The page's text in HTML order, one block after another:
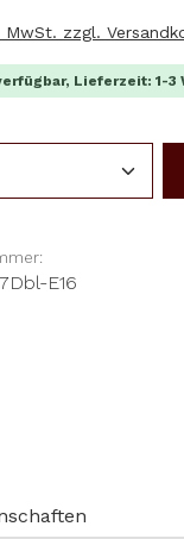
MwSt. zzgl.
Lieferzeit: 1-3
Anzahl:
E16